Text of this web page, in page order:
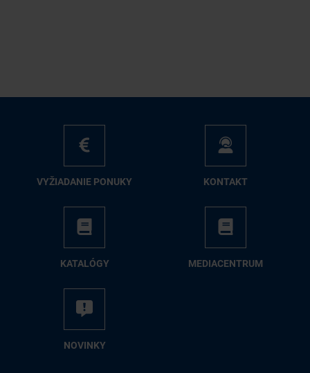
VY­ŽIA­DA­NIE PO­NU­KY KON­TAKT
KA­TA­LÓ­GY ME­DIA­CEN­TRUM
NO­VIN­KY